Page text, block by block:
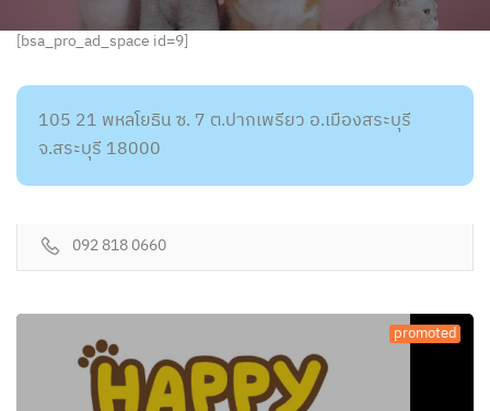
[bsa_pro_ad_space id=9]
105 21 พหลโยธิน ซ. 7 ต.ปากเพรียว อ.เมืองสระบุรี
จ.สระบุรี 18000
092 818 0660
promoted